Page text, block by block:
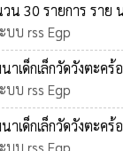
30 รายการ ราย
บบ rss Egp
ด็กเล็กวัดวังตะคร้อ
บบ rss Egp
ด็กเล็กวัดวังตะคร้อ
บบ rss Egp